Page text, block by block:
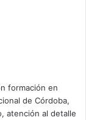
formación en
de Córdoba,
atención al detalle